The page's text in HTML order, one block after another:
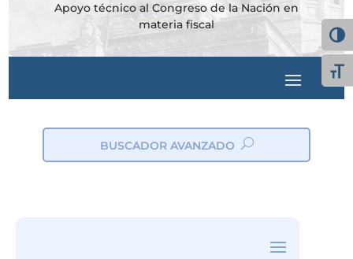
Apoyo técnico al Congreso de la Nación en
materia fiscal
BUSCADOR AVANZADO